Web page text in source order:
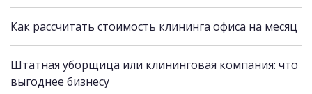
Как рассчитать стоимость клининга офиса на месяц
Штатная уборщица или клининговая компания: что
выгоднее бизнесу